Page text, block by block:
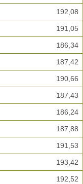
192,08
191,05
186,34
187,42
190,66
187,43
186,24
187,88
191,53
193,42
192,52